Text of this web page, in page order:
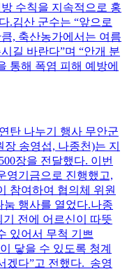
수칙을 지속적으로 홍
.김산 군수는 “앞으로
, 축산농가에서는 여름
길 바란다”며 “안개 분
통해 폭염 피해 예방에
탄 나누기 행사 무안군
송영섭, 나종천)는 지
장을 전달했다. 이번
영기금으로 진행했고,
참여하여 협의체 위원
행사를 열었다.나종
전에 어르신이 따뜻
있어서 무척 기쁘
닿을 수 있도록 청계
겠다”고 전했다. 송영